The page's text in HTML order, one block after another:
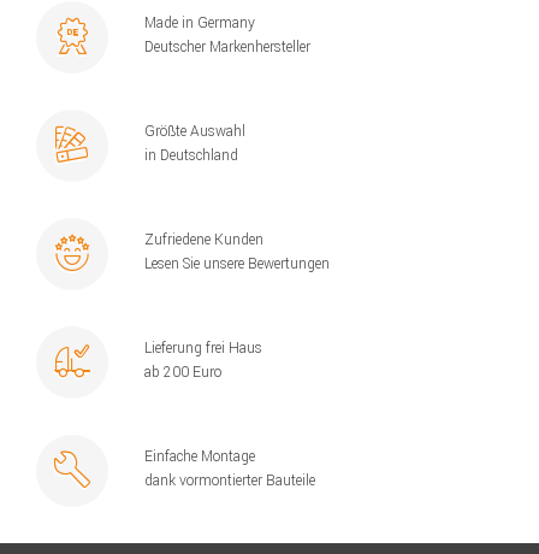
Made in Germany
Deutscher Markenhersteller
Größte Auswahl
in Deutschland
Zufriedene Kunden
Lesen Sie unsere Bewertungen
Lieferung frei Haus
ab 200 Euro
Einfache Montage
dank vormontierter Bauteile